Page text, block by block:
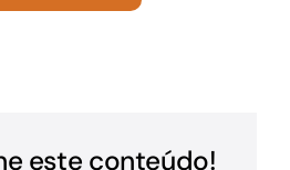
este conteúdo!